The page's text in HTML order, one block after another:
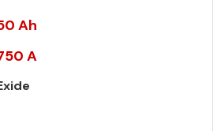
Ah
A